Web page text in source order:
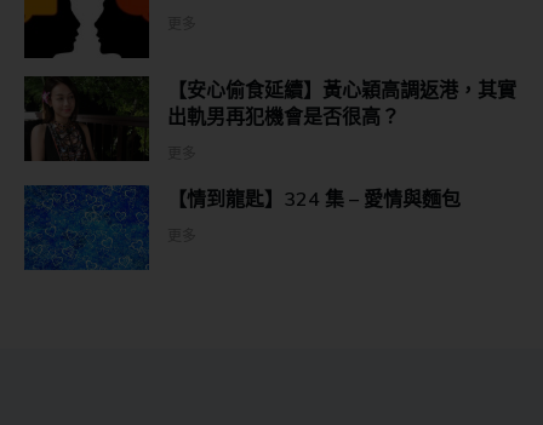
【安心偷食延續】黃心穎高調返港，其實
出軌男再犯機會是否很高？
【情到龍匙】324 集 – 愛情與麵包